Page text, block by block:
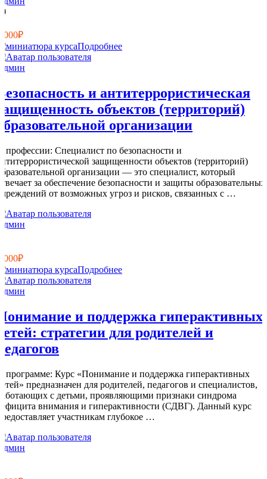
000₽
Подробнее
и антитеррористическая
объектов (территорий)
организации
профессии: Специалист по безопасности и
защищенности объектов (территорий)
организации — это специалист, который
за обеспечение безопасности и защиты образовательных
от возможных угроз и рисков, связанных с …
000₽
Подробнее
и поддержка гиперактивных
стратегии для родителей и
программе: Курс «Понимание и поддержка гиперактивных
предназначен для родителей, педагогов и специалистов,
с детьми, проявляющими признаки синдрома
внимания и гиперактивности (СДВГ). Данный курс
участникам глубокое …